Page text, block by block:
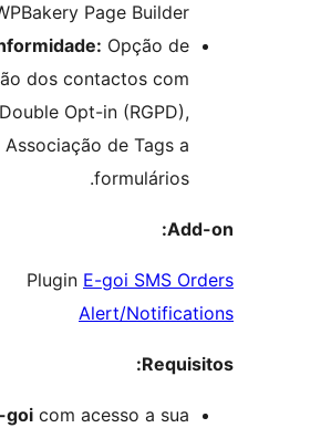
WPBakery Page Builder.
Conformidade:
validação dos contactos com
Double Opt-in (RGPD),
Associação de Tags a
PluginE-goi SMS
Alert/
Plano E-goicom acesso a sua